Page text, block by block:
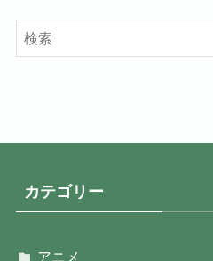
カテゴリー
アニメ